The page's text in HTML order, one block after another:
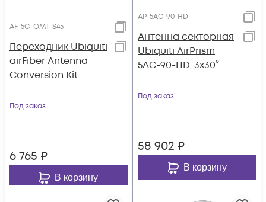
AF-5G-OMT-S45
Переходник Ubiquiti
airFiber Antenna
Conversion Kit
Под заказ
6 765 ₽
В корзину
AP-5AC-90-HD
Антенна секторная
Ubiquiti AirPrism
5AC-90-HD, 3x30°
Под заказ
58 902 ₽
В корзину